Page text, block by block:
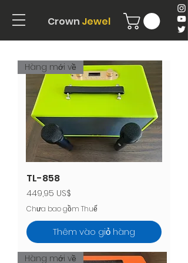
Crown Jewel
Hàng mới về
TL-858
Giá
449,95 US$
Chưa bao gồm Thuế
Thêm vào giỏ hàng
Hàng mới về